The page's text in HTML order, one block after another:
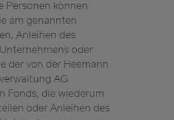
Personen können
am genannten
Anleihen des
oder
der von der Heemann
AG
Fonds, die wiederum
oder Anleihen des